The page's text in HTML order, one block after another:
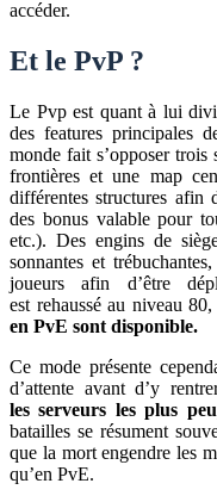
accéder.
Et le PvP ?
Le Pvp est quant à lui
des features principales
monde fait s’opposer trois
frontières et une map
différentes structures afin
des bonus valable pour
etc.). Des engins de
sonnantes et
joueurs afin d’être
est rehaussé au niveau 80,
en PvE sont disponible.
Ce mode présente
d’attente avant d’y
les serveurs les plus
batailles se résument
que la mort engendre les
qu’en PvE.